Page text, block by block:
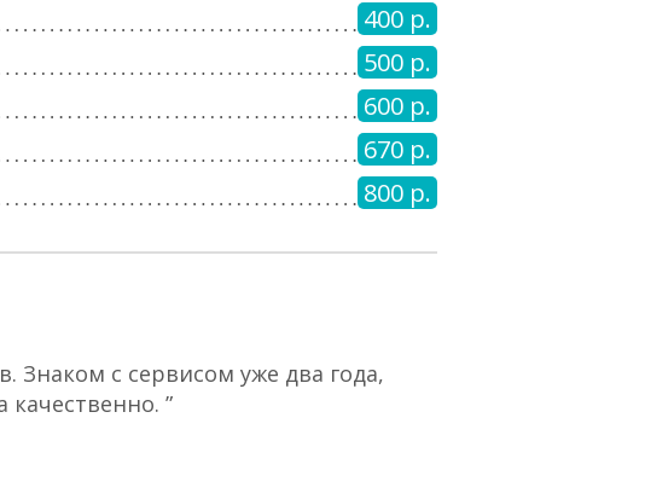
400 р.
500 р.
600 р.
670 р.
800 р.
Знаком с сервисом уже два года,
”